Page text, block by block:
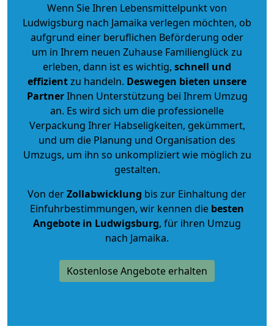
Wenn Sie Ihren Lebensmittelpunkt von
Ludwigsburg nach Jamaika verlegen möchten, ob
aufgrund einer beruflichen Beförderung oder
um in Ihrem neuen Zuhause Familienglück zu
erleben, dann ist es wichtig, schnell und
effizientzu handeln. Deswegen bieten unsere
PartnerIhnen Unterstützung bei Ihrem Umzug
an. Es wird sich um die professionelle
Verpackung Ihrer Habseligkeiten, gekümmert,
und um die Planung und Organisation des
Umzugs, um ihn so unkompliziert wie möglich zu
gestalten.
Von derZollabwicklung bis zur Einhaltung der
Einfuhrbestimmungen, wir kennen die besten
Angebote in Ludwigsburg, für ihren Umzug
nach Jamaika.
Kostenlose Angebote erhalten